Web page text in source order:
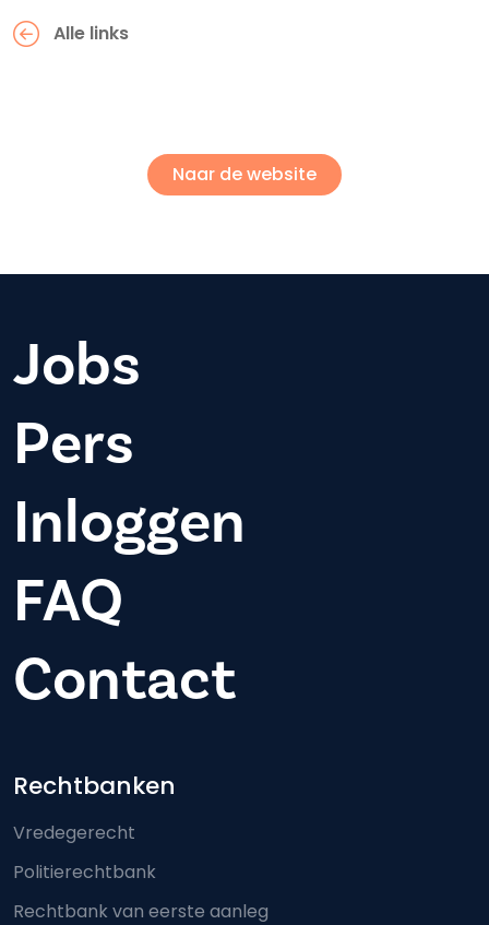
Alle links
Naar de website
Jobs
Pers
Inloggen
FAQ
Contact
Footer-menu
Rechtbanken
Vredegerecht
Politierechtbank
Rechtbank van eerste aanleg